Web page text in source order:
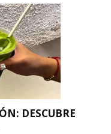
DESCUBRE